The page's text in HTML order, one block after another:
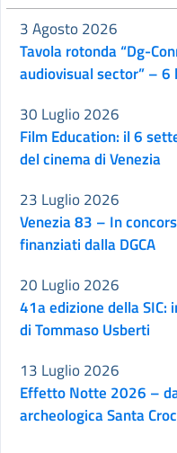
Tavola rotonda “Dg-
audiovisual sector” –
3 Agosto 2026
Film Education: il 6
del cinema di Venezia
30 Luglio 2026
Venezia 83 – In
finanziati dalla DGCA
23 Luglio 2026
41a edizione della SIC:
di Tommaso Usberti
20 Luglio 2026
Effetto Notte 2026 –
archeologica Santa
13 Luglio 2026